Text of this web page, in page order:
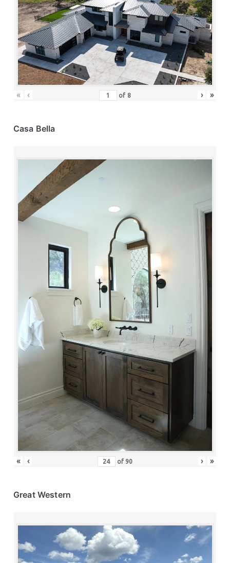
« ‹ of 8 › »
Casa Bella
« ‹ of 90 › »
Great Western